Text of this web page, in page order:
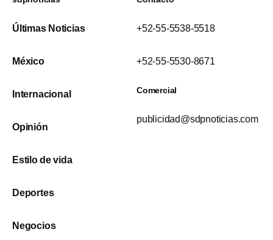
Últimas Noticias
México
Internacional
Opinión
Estilo de vida
Deportes
Negocios
+52-55-5538-5518
+52-55-5530-8671
Comercial
publicidad@sdpnoticias.com